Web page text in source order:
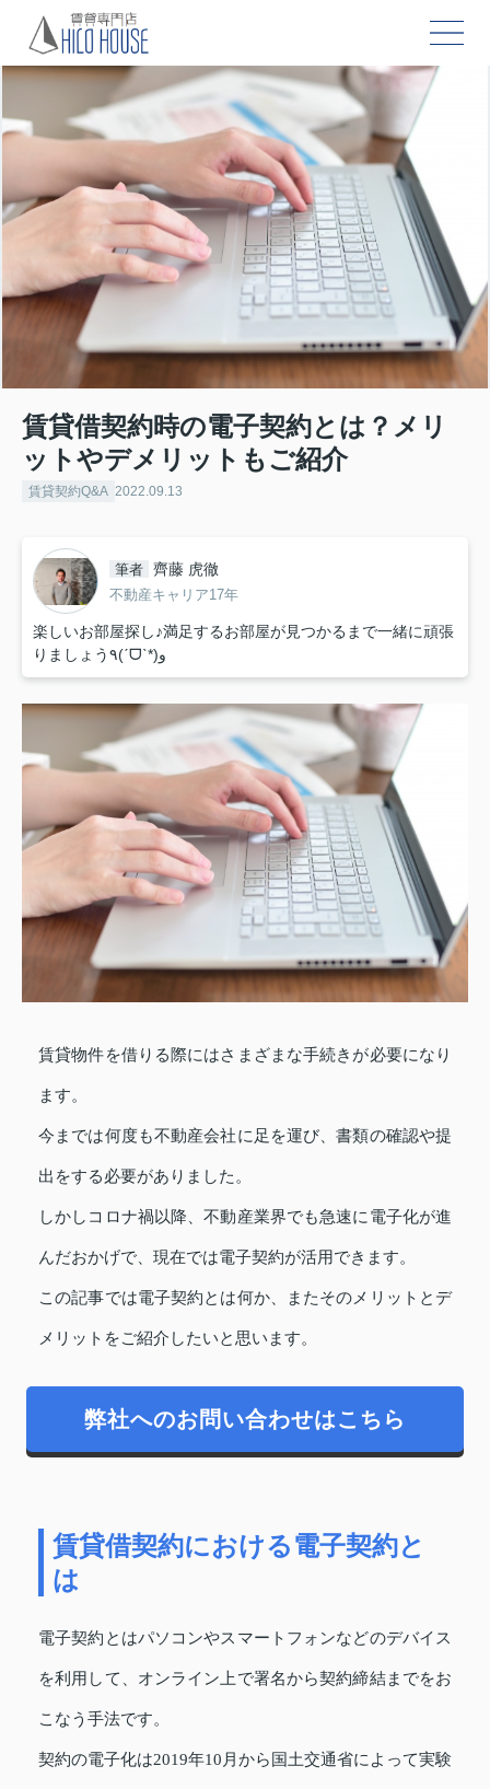
賃貸借契約時の電子契約とは？メリ
ットやデメリットもご紹介
賃貸契約Q&A 2022.09.13
筆者 齊藤 虎徹
不動産キャリア17年
楽しいお部屋探し♪満足するお部屋が見つかるまで一緒に頑張
りましょう٩(ˊᗜˋ*)و
賃貸物件を借りる際にはさまざまな手続きが必要になり
ます。
今までは何度も不動産会社に足を運び、書類の確認や提
出をする必要がありました。
しかしコロナ禍以降、不動産業界でも急速に電子化が進
んだおかげで、現在では電子契約が活用できます。
この記事では電子契約とは何か、またそのメリットとデ
メリットをご紹介したいと思います。
弊社へのお問い合わせはこちら
賃貸借契約における電子契約と
は
電子契約とはパソコンやスマートフォンなどのデバイス
を利用して、オンライン上で署名から契約締結までをお
こなう手法です。
契約の電子化は2019年10月から国土交通省によって実験